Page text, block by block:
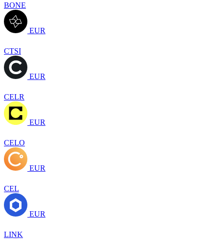
BONE
EUR
CTSI
EUR
CELR
EUR
CELO
EUR
CEL
EUR
LINK